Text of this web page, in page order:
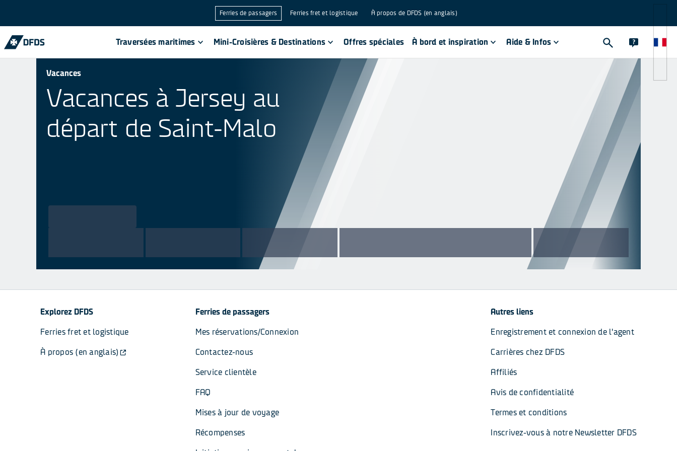
Ferries de passagers Ferries fret et logistique À propos de DFDS (en anglais)
Traversées maritimes Mini-Croisières & Destinations Offres spéciales À bord et inspiration Aide & Infos
Vacances
Vacances à Jersey au
départ de Saint-Malo
Explorez DFDS
Ferries fret et logistique
À propos (en anglais)
Ferries de passagers
Mes réservations/Connexion
Contactez-nous
Service clientèle
FAQ
Mises à jour de voyage
Récompenses
Autres liens
Enregistrement et connexion de l'agent
Carrières chez DFDS
Affiliés
Avis de confidentialité
Termes et conditions
Inscrivez-vous à notre Newsletter DFDS